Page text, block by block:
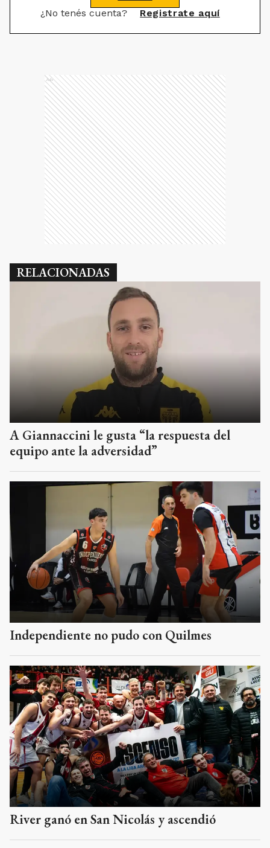
¿No tenés cuenta? Registrate aquí
Ads
RELACIONADAS
A Giannaccini le gusta “la respuesta del
equipo ante la adversidad”
Independiente no pudo con Quilmes
River ganó en San Nicolás y ascendió